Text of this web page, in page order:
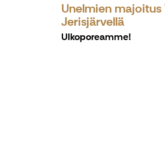
Unelmien majoitus
Jerisjärvellä
Ulkoporeamme!